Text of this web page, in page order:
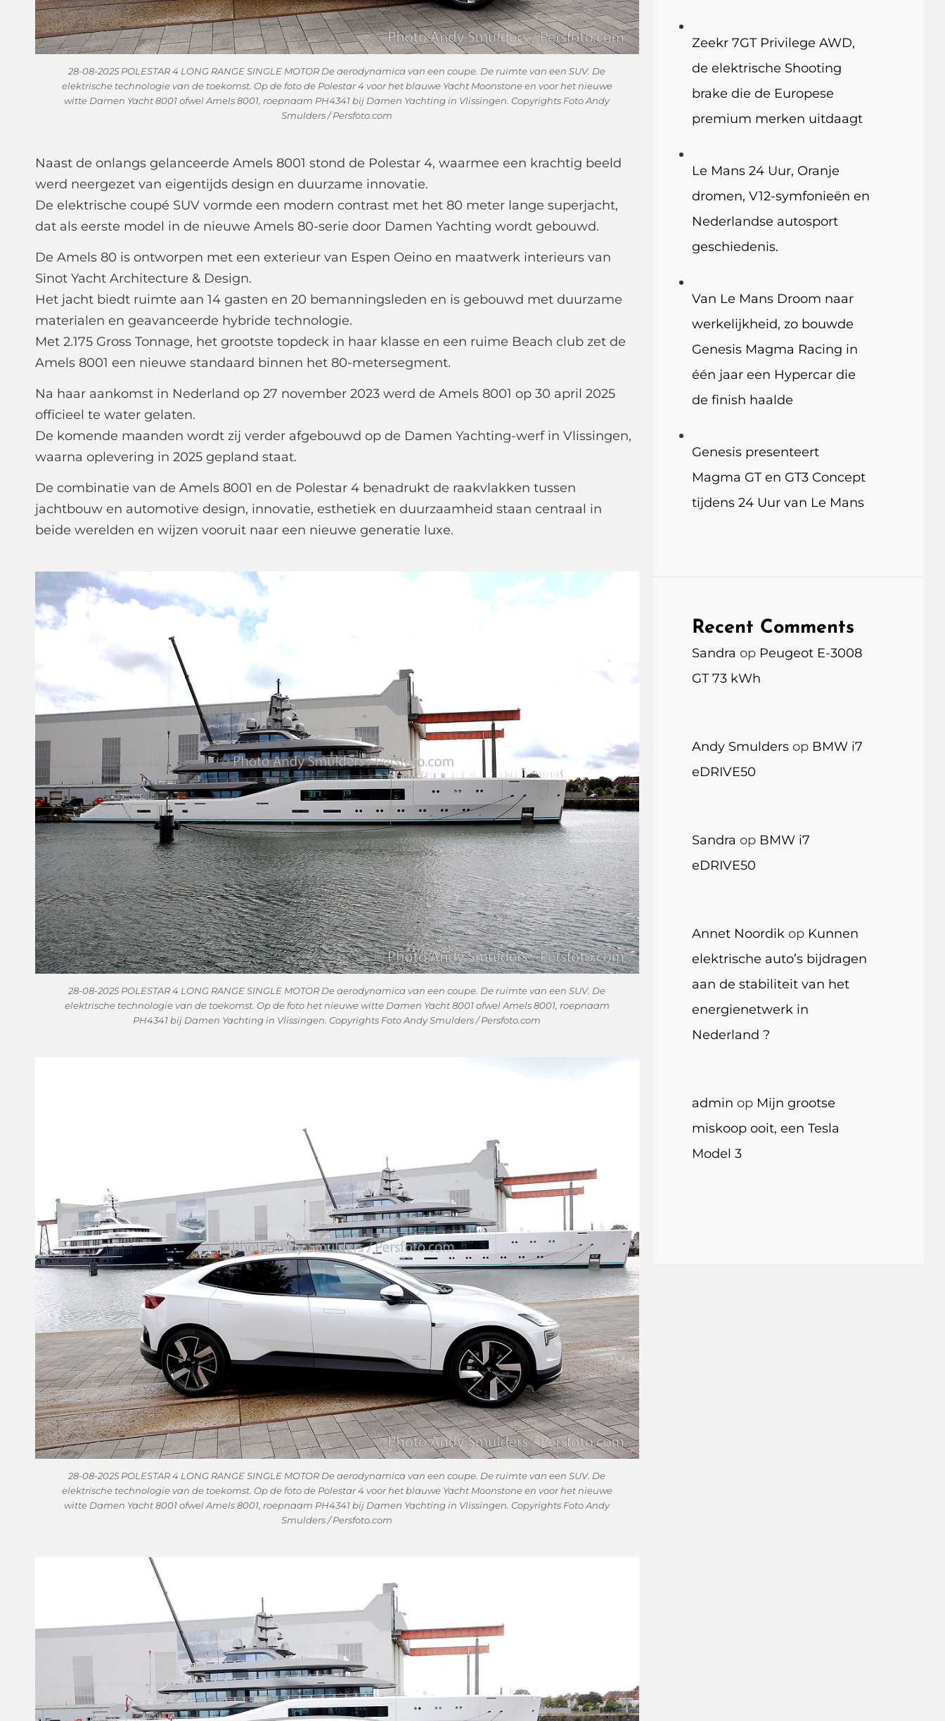
28-08-2025 POLESTAR 4 LONG RANGE SINGLE MOTOR De aerodynamica van een coupe. De ruimte van een SUV. De
elektrische technologie van de toekomst. Op de foto de Polestar 4 voor het blauwe Yacht Moonstone en voor het nieuwe
witte Damen Yacht 8001 ofwel Amels 8001, roepnaam PH4341 bij Damen Yachting in Vlissingen. Copyrights Foto Andy
Smulders / Persfoto.com
Naast de onlangs gelanceerde Amels 8001 stond de Polestar 4, waarmee een krachtig beeld
werd neergezet van eigentijds design en duurzame innovatie.
De elektrische coupé SUV vormde een modern contrast met het 80 meter lange superjacht,
dat als eerste model in de nieuwe Amels 80-serie door Damen Yachting wordt gebouwd.
De Amels 80 is ontworpen met een exterieur van Espen Oeino en maatwerk interieurs van
Sinot Yacht Architecture & Design.
Het jacht biedt ruimte aan 14 gasten en 20 bemanningsleden en is gebouwd met duurzame
materialen en geavanceerde hybride technologie.
Met 2.175 Gross Tonnage, het grootste topdeck in haar klasse en een ruime Beach club zet de
Amels 8001 een nieuwe standaard binnen het 80-metersegment.
Na haar aankomst in Nederland op 27 november 2023 werd de Amels 8001 op 30 april 2025
officieel te water gelaten.
De komende maanden wordt zij verder afgebouwd op de Damen Yachting-werf in Vlissingen,
waarna oplevering in 2025 gepland staat.
De combinatie van de Amels 8001 en de Polestar 4 benadrukt de raakvlakken tussen
jachtbouw en automotive design, innovatie, esthetiek en duurzaamheid staan centraal in
beide werelden en wijzen vooruit naar een nieuwe generatie luxe.
28-08-2025 POLESTAR 4 LONG RANGE SINGLE MOTOR De aerodynamica van een coupe. De ruimte van een SUV. De
elektrische technologie van de toekomst. Op de foto het nieuwe witte Damen Yacht 8001 ofwel Amels 8001, roepnaam
PH4341 bij Damen Yachting in Vlissingen. Copyrights Foto Andy Smulders / Persfoto.com
28-08-2025 POLESTAR 4 LONG RANGE SINGLE MOTOR De aerodynamica van een coupe. De ruimte van een SUV. De
elektrische technologie van de toekomst. Op de foto de Polestar 4 voor het blauwe Yacht Moonstone en voor het nieuwe
witte Damen Yacht 8001 ofwel Amels 8001, roepnaam PH4341 bij Damen Yachting in Vlissingen. Copyrights Foto Andy
Smulders / Persfoto.com
Zeekr 7GT Privilege AWD,
de elektrische Shooting
brake die de Europese
premium merken uitdaagt
Le Mans 24 Uur, Oranje
dromen, V12-symfonieën en
Nederlandse autosport
geschiedenis.
Van Le Mans Droom naar
werkelijkheid, zo bouwde
Genesis Magma Racing in
één jaar een Hypercar die
de finish haalde
Genesis presenteert
Magma GT en GT3 Concept
tijdens 24 Uur van Le Mans
Recent Comments
Sandra op Peugeot E-3008
GT 73 kWh
Andy Smuldersop BMW i7
eDRIVE50
Sandra op BMW i7
eDRIVE50
Annet Noordikop Kunnen
elektrische auto’s bijdragen
aan de stabiliteit van het
energienetwerk in
Nederland ?
admin op Mijn grootse
miskoop ooit, een Tesla
Model 3